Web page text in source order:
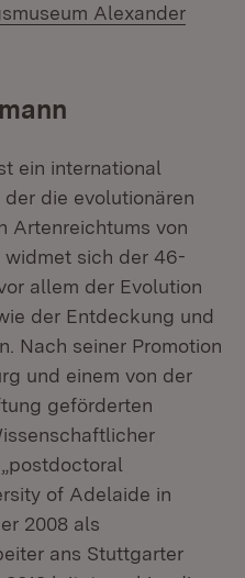
Alexander
ein international
die evolutionären
Artenreichtums von
widmet sich der 46-
allem der Evolution
der Entdeckung und
Nach seiner Promotion
und einem von der
geförderten
of Adelaide in
2008 als
ans Stuttgarter